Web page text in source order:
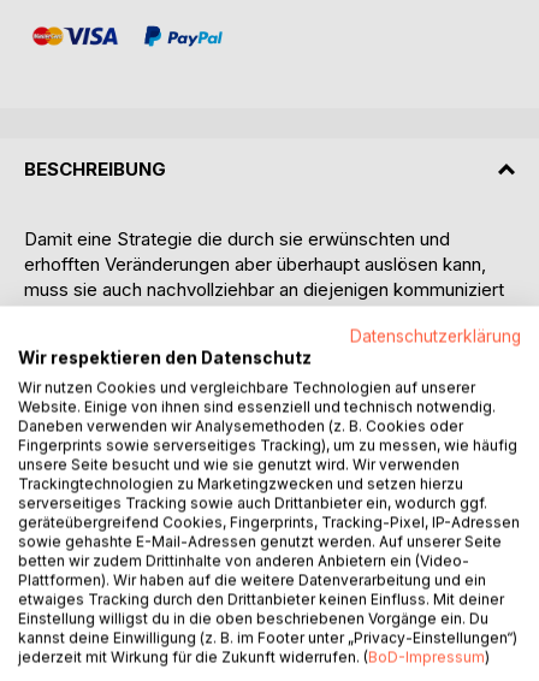
BESCHREIBUNG
Damit eine Strategie die durch sie erwünschten und
erhofften Veränderungen aber überhaupt auslösen kann,
muss sie auch nachvollziehbar an diejenigen kommuniziert
Beziehungskapital (BK alle Beziehungen zu
organisationsexternen Gruppen/ Personen, z.B.:
Kundenbeziehungen, Lieferantenbeziehungen,
Beziehungen zur Öffentlichkeit, Beziehungen zu
Kapitalgebern/ Investoren/ Eignern, Beziehungen zu
Kooperationspartnern. Nachhaltige Wertschöpfungsnetze
werden durch Kommunikation und Austausch mit anderen
Partnern geprägt. Es geht um eine ausgewogene Balance
von Zusammenarbeit und Wettbewerb. Mit moderner
Informations- und Kommunikationstechnik können sich die
Akteure im Markt rasch kennenlernen und in der
Profitabilität ihrer Prozesse sowie in der Qualität ihrer
Produkte ihre Stellung im Wettbewerb erkennen.
Gleichzeitig findet ein Lernprozess auch dahingehend statt,
Datenschutzerklärung
Wir respektieren den Datenschutz
Wir nutzen Cookies und vergleichbare Technologien auf unserer
Website. Einige von ihnen sind essenziell und technisch notwendig.
Daneben verwenden wir Analysemethoden (z. B. Cookies oder
Fingerprints sowie serverseitiges Tracking), um zu messen, wie häufig
unsere Seite besucht und wie sie genutzt wird. Wir verwenden
Trackingtechnologien zu Marketingzwecken und setzen hierzu
serverseitiges Tracking sowie auch Drittanbieter ein, wodurch ggf.
geräteübergreifend Cookies, Fingerprints, Tracking-Pixel, IP-Adressen
sowie gehashte E-Mail-Adressen genutzt werden. Auf unserer Seite
betten wir zudem Drittinhalte von anderen Anbietern ein (Video-
Plattformen). Wir haben auf die weitere Datenverarbeitung und ein
etwaiges Tracking durch den Drittanbieter keinen Einfluss. Mit deiner
Einstellung willigst du in die oben beschriebenen Vorgänge ein. Du
kannst deine Einwilligung (z. B. im Footer unter „Privacy-Einstellungen“)
jederzeit mit Wirkung für die Zukunft widerrufen. (BoD-Impressum)